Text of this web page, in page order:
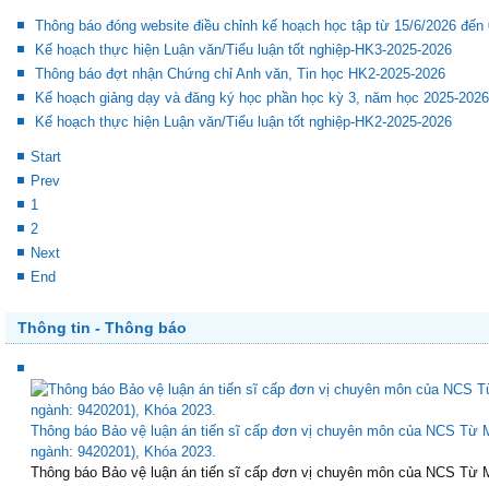
và thời gian nộp trong thông báo đính kèm. C...
Thông báo đóng website điều chỉnh kế hoạch học tập từ 15/6/2026 đến
Kế hoạch thực hiện Luận văn/Tiểu luận tốt nghiệp-HK3-2025-2026
Thông báo đợt nhận Chứng chỉ Anh văn, Tin học HK2-2025-2026
Kế hoạch thực hiện Luận văn/Tiểu luận tốt nghiệp-HK2-2025-2026
Start
Prev
1
2
End
Thông tin - Thông báo
Thông báo Bảo vệ luận án tiến sĩ cấp đơn vị chuyên môn của NCS Từ